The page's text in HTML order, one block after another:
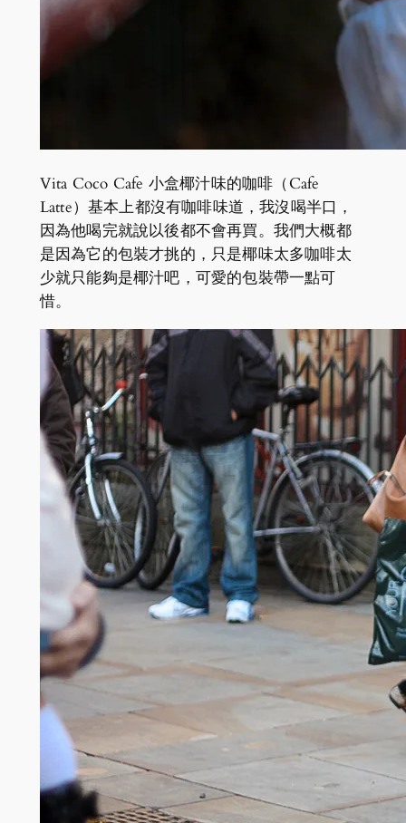
Vita Coco Cafe 小盒椰汁味的咖啡（Cafe
Latte）基本上都沒有咖啡味道，我沒喝半口，
因為他喝完就說以後都不會再買。我們大概都
是因為它的包裝才挑的，只是椰味太多咖啡太
少就只能夠是椰汁吧，可愛的包裝帶一點可
惜。